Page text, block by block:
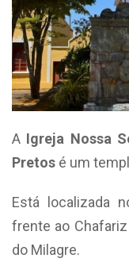
A Igreja Nossa
Pretos é um
Está localizada
frente ao
do Milagre.